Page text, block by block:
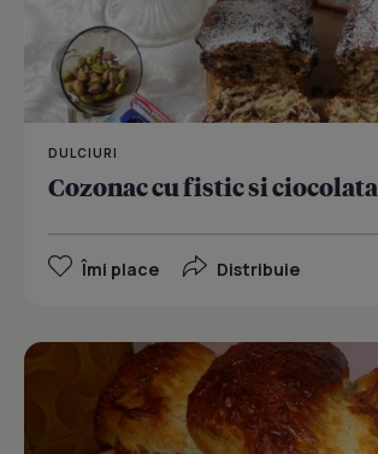
DULCIURI
Cozonac cu fistic si ciocolata
Îmi place Distribuie